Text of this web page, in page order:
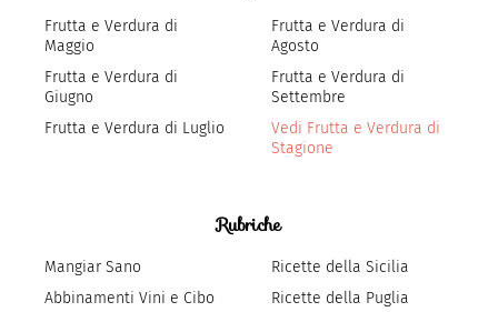
Frutta e Verdura di
Maggio
Frutta e Verdura di
Giugno
Frutta e Verdura di Luglio
Frutta e Verdura di
Agosto
Frutta e Verdura di
Settembre
Vedi Frutta e Verdura di
Stagione
Rubriche
Mangiar Sano
Abbinamenti Vini e Cibo
Ricette della Sicilia
Ricette della Puglia